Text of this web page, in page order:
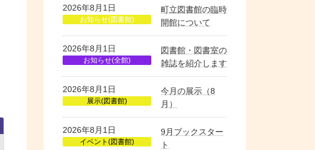
2026年8月1日
お知らせ(図書館)
町立図書館の臨時
開館について
2026年8月1日
お知らせ(全館)
図書館・図書室の
雑誌を紹介します
2026年8月1日
展示(図書館)
今月の展示（8
月）
2026年8月1日
イベント(図書館)
9月ブックスター
ト